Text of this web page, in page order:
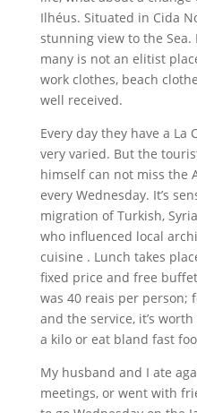
Ilhéus. Situated in Cida
stunning view to the
many is not an elitist
work clothes, beach
well received.
Every day they have a La
very varied. But the
himself can not miss the
every Wednesday. It’s
migration of Turkish,
who influenced local
cuisine . Lunch takes
fixed price and free
was 40 reais per person;
and the service, it’s
a kilo or eat bland fast
My husband and I ate
meetings, or went with